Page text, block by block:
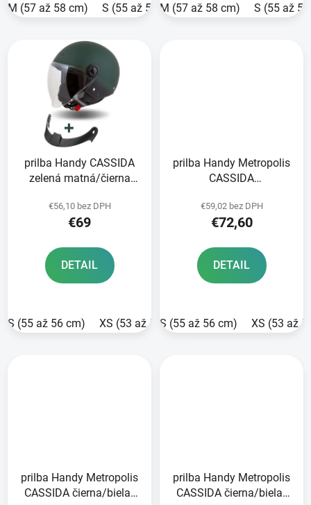
M (57 až 58 cm) S (55 až 56 cm) XS (53 až 54 cm) L
M (57 až 58 cm) S (55 až
prilba Handy CASSIDA
zelená matná/čierna
€56,10 bez DPH
€69
DETAIL
S (55 až 56 cm) XS (53 až 54 cm) L (59 cm) XL (60
prilba Handy Metropolis
CASSIDA
2025
€59,02 bez DPH
€72,60
DETAIL
S (55 až 56 cm) XS (53 až
prilba Handy Metropolis
CASSIDA čierna/biela/
prilba Handy Metropolis
CASSIDA čierna/biela/